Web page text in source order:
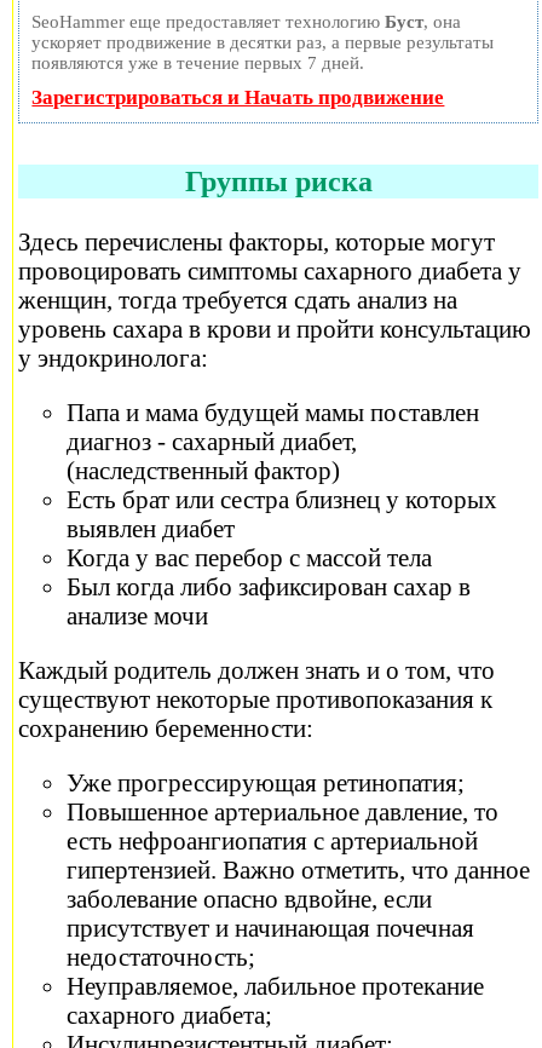
SeoHammer еще предоставляет технологиюБуст, она
ускоряет продвижение в десятки раз, а первые результаты
появляются уже в течение первых 7 дней.
Зарегистрироваться и Начать продвижение
Группы риска
Здесь перечислены факторы, которые могут
провоцировать симптомы сахарного диабета у
женщин, тогда требуется сдать анализ на
уровень сахара в крови и пройти консультацию
у эндокринолога:
Папа и мама будущей мамы поставлен
диагноз - сахарный диабет,
(наследственный фактор)
Есть брат или сестра близнец у которых
выявлен диабет
Когда у вас перебор с массой тела
Был когда либо зафиксирован сахар в
анализе мочи
Каждый родитель должен знать и о том, что
существуют некоторые противопоказания к
сохранению беременности:
Уже прогрессирующая ретинопатия;
Повышенное артериальное давление, то
есть нефроангиопатия с артериальной
гипертензией. Важно отметить, что данное
заболевание опасно вдвойне, если
присутствует и начинающая почечная
недостаточность;
Неуправляемое, лабильное протекание
сахарного диабета;